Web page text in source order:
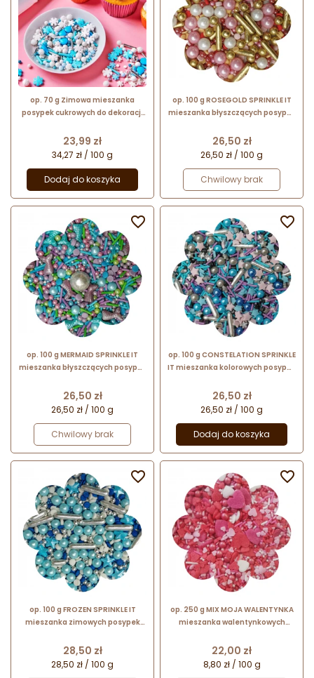
op. 70 g Zimowa mieszanka
posypek cukrowych do dekoracji
Cakes
Cena
23,99 zł
34,27 zł / 100 g
Dodaj do koszyka
op. 100 g ROSEGOLD SPRINKLE IT
mieszanka błyszczących posypek
spożywczych
Cena
26,50 zł
26,50 zł / 100 g
Chwilowy brak
op. 100 g MERMAID SPRINKLE IT
mieszanka błyszczących posypek
spożywczych
Cena
26,50 zł
26,50 zł / 100 g
Chwilowy brak

op. 100 g CONSTELATION SPRINKLE
IT mieszanka kolorowych posypek
spożywczych
Cena
26,50 zł
26,50 zł / 100 g
Dodaj do koszyka

op. 100 g FROZEN SPRINKLE IT
mieszanka zimowych posypek
spożywczych
Cena
28,50 zł
28,50 zł / 100 g

op. 250 g MIX MOJA WALENTYNKA
mieszanka walentynkowych
Cena
22,00 zł
8,80 zł / 100 g
